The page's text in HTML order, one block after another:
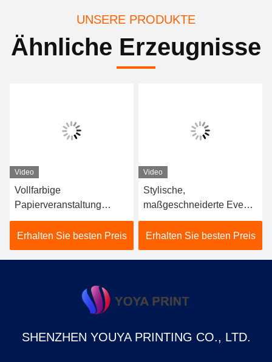
UNSERE PRODUKTE
Ähnliche Erzeugnisse
Video
Vollfarbige
Papierveranstaltung
Armbänder mit Barcode
Wärmebeständig mit
Tyvek Material
Erhalten Sie besten Preis
Video
Stylische,
maßgeschneiderte Event-
Armbänder, wasserdichte
DuPont Tyvek-Armbänder
Erhalten Sie besten Preis
SHENZHEN YOUYA PRINTING CO., LTD.